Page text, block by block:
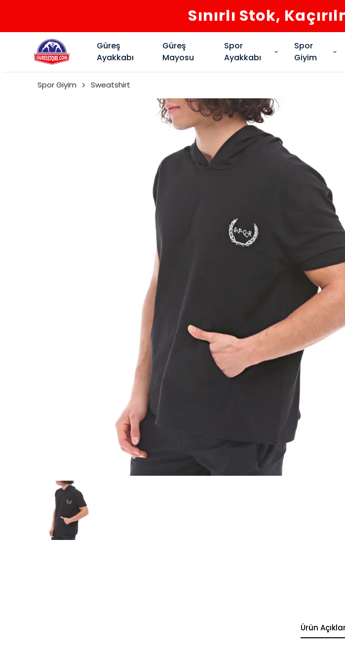
Sınırlı Stok,
Güreş
Ayakkabı
Güreş
Mayosu
Spor
Ayakkabı
Spor
Giyim
Spor Giyim Sweatshirt
Ürün